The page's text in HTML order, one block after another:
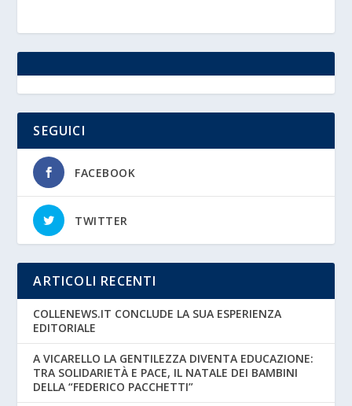
SEGUICI
FACEBOOK
TWITTER
ARTICOLI RECENTI
COLLENEWS.IT CONCLUDE LA SUA ESPERIENZA
EDITORIALE
A VICARELLO LA GENTILEZZA DIVENTA EDUCAZIONE:
TRA SOLIDARIETÀ E PACE, IL NATALE DEI BAMBINI
DELLA “FEDERICO PACCHETTI”